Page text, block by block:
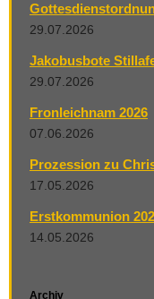
29.07.2026
Jakobusbote
29.07.2026
Fronleichnam 2026
07.06.2026
Prozession zu
17.05.2026
Erstkommunion
14.05.2026
Archiv